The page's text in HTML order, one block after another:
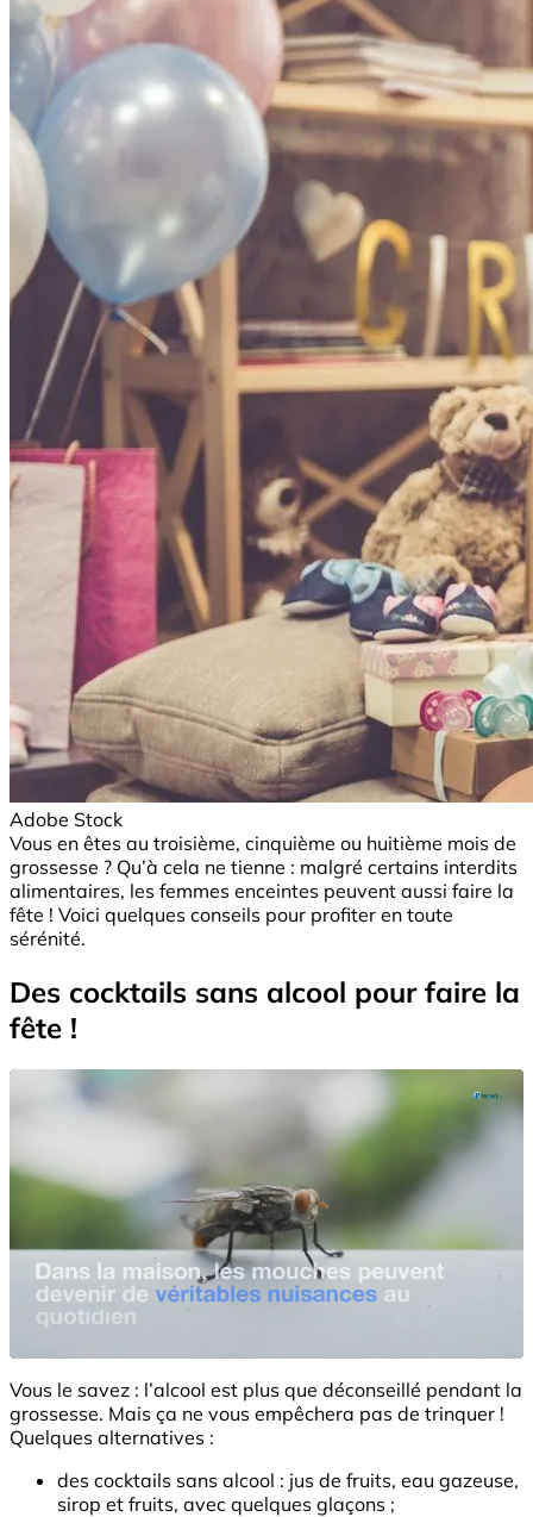
Adobe Stock
Vous en êtes au troisième, cinquième ou huitième mois de
grossesse ? Qu’à cela ne tienne : malgré certains interdits
alimentaires, les femmes enceintes peuvent aussi faire la
fête ! Voici quelques conseils pour profiter en toute
sérénité.
Des cocktails sans alcool pour faire la
fête !
Vous le savez : l’alcool est plus que déconseillé pendant la
grossesse. Mais ça ne vous empêchera pas de trinquer !
Quelques alternatives :
des cocktails sans alcool : jus de fruits, eau gazeuse,
sirop et fruits, avec quelques glaçons ;